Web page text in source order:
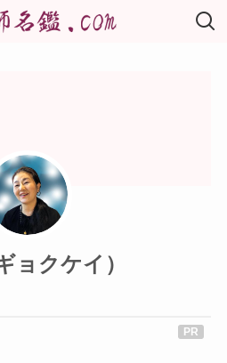
ョクケイ）